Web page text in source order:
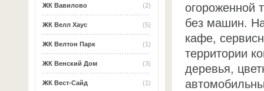
(2)
ЖК Вавилово
(5)
ЖК Велл Хаус
(1)
ЖК Велтон Парк
(3)
ЖК Венский Дом
(1)
ЖК Вест-Сайд
огороженной
без машин.
кафе,
территории
деревья,